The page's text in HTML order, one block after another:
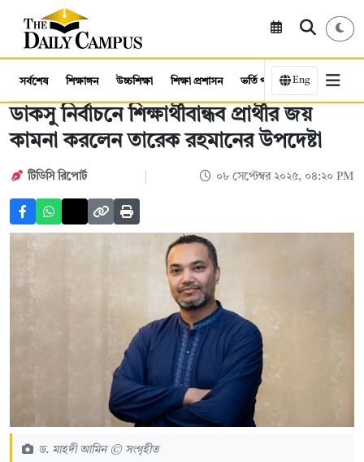
সর্বশেষ শিক্ষাঙ্গন উচ্চশিক্ষা শিক্ষা প্রশাসন ভর্তি পরীক্ষা কর্মসংস্থান
Eng
ডাকসু নির্বাচনে শিক্ষার্থীবান্ধব প্রার্থীর জয়
কামনা করলেন তারেক রহমানের উপদেষ্টা
টিডিসি রিপোর্ট ০৮ সেপ্টেম্বর ২০২৫, ০৪:২০ PM
ড. মাহদী আমিন © সংগৃহীত